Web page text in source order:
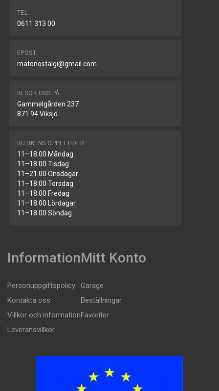
TEL.
0611 313 00
EPOST:
matonostalgi@gmail.com
BESÖK OSS PÅ:
Gammelgården 237
871 94 Viksjö
BUTIKENS ÖPPETTIDER:
11–18.00 Måndag
11–18.00 Tisdag
11–21.00 Onsdagar
11–18.00 Torsdag
11–18.00 Fredag
11–18.00 Lördagar
11–18.00 Söndag
Information
Personuppgiftspolicy
Kontakta oss
Villkor och information
Leveransvillkor
Mitt Konto
Garage
Beställningar
Favoriter